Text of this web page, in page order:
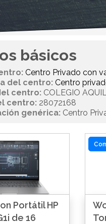
básicos
Centro Privado con
del centro: Centro
centro: COLEGIO
centro: 28072168
genérica: Centro
Portátil HP
de 16